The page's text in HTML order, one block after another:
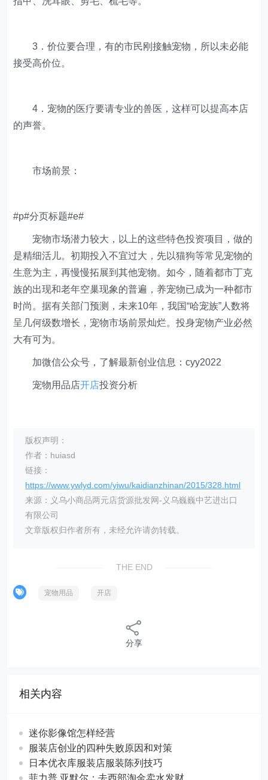
3．价位要合理，有的市民刚接触宠物，所以未必能
接受高价位。
4．宠物的医疗要请专业的兽医，这样可以提高本店
的声誉。
市场前景：
#p#分页标题#e#
宠物市场潜力较大，以上的这些特色投资项目，做的
是精细活儿。初期投入不宜过大，先以猫狗等常见宠物的
生意为主，再慢慢拓展到其他宠物。如今，随着都市丁克
族的出现和老年空巢现象的普遍，养宠物已成为一种都市
时尚。据有关部门预测，未来10年，我国“哈宠族”人数将
呈几何级数增长，宠物市场前景灿烂。投身宠物产业必然
大有可为。
加微信公众号，了解最新创业信息：cyy2022
宠物用品店开店投资分析
版权声明：
作者：huiasd
链接：
https://www.ywlyd.com/yiwu/kaidianzhinan/2015/328.html
来源：义乌小商品两元店货源批发网-义乌巍巍中艺进出口
有限公司
文章版权归作者所有，未经允许请勿转载。
THE END
宠物用品 开店
分享
相关内容
迷你影像馆怎样经营
服装店创业的四种失败原因和对策
日本优衣库服装店服装陈列技巧
菲力普.亚默尔：去西部淘金卖水发财